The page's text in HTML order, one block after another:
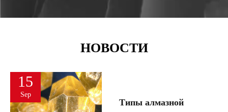
НОВОСТИ
15
Sep
Типы алмазной